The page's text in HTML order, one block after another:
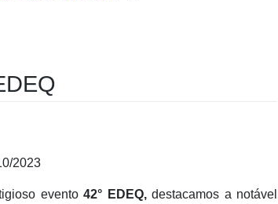
2023
evento42° EDEQ,destacamos a notável